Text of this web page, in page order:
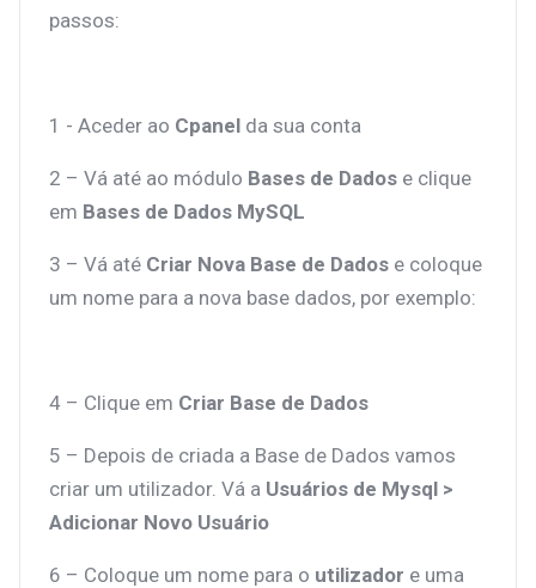
passos:
1 - Aceder ao Cpanel da sua conta
2 – Vá até ao módulo Bases de Dados e clique
em Bases de Dados MySQL
3 – Vá até Criar Nova Base de Dados e coloque
um nome para a nova base dados, por exemplo:
4 – Clique em Criar Base de Dados
5 – Depois de criada a Base de Dados vamos
criar um utilizador. Vá a Usuários de Mysql >
Adicionar Novo Usuário
6 – Coloque um nome para o utilizador e uma